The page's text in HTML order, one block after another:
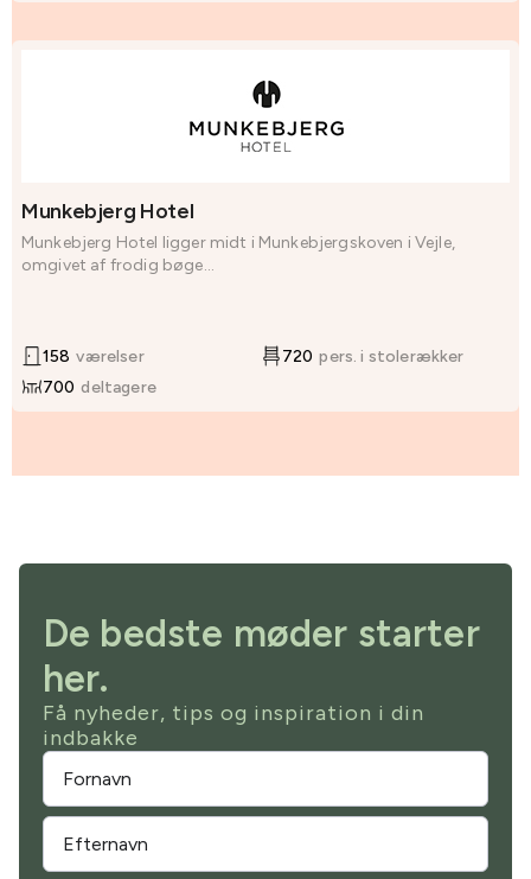
Munkebjerg Hotel
Munkebjerg Hotel ligger midt i Munkebjergskoven i Vejle,
omgivet af frodig bøge...
158 værelser 720 pers. i stolerækker
700 deltagere
De bedste møder starter
her.
Få nyheder, tips og inspiration i din
indbakke